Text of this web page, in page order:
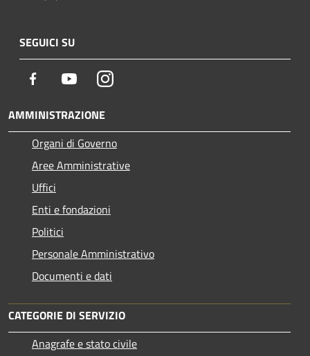
SEGUICI SU
Facebook YoutubeInstagram
AMMINISTRAZIONE
Organi di Governo
Aree Amministrative
Uffici
Enti e fondazioni
Politici
Personale Amministrativo
Documenti e dati
CATEGORIE DI SERVIZIO
Anagrafe e stato civile